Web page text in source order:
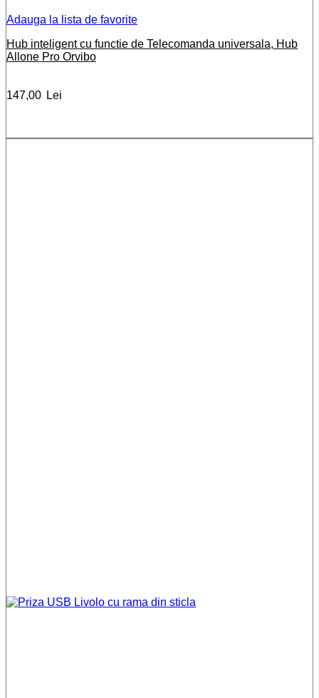
Adauga la lista de favorite
Hub inteligent cu functie de Telecomanda universala, Hub
Allone Pro Orvibo
147,00 Lei